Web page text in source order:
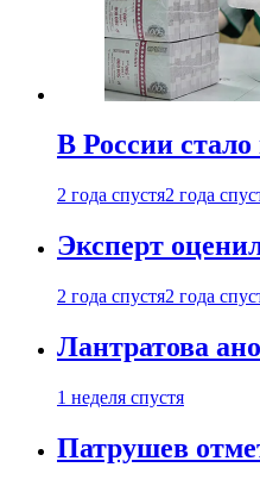
В России
2 года спустя2 года
Эксперт
2 года спустя2 года
Лантратова
1 неделя спустя
Патрушев